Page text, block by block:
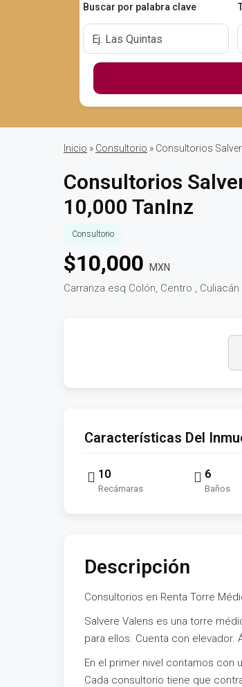
Buscar por palabra clave
Inicio » Consultorio » Consultorios
Consultorios
10,000 TanInz
Consultorio
$10,000 MXN
Carranza esq Colón, Centro , Culiacán
Características Del
10
Recámaras
6
Baños
Descripción
Consultorios en Renta Torre
Salvere Valens es una torre
para ellos. Cuenta con
En el primer nivel contamos con
Cada consultorio tiene que